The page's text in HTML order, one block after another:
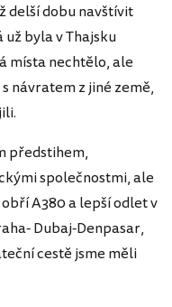
delší dobu navštívit
byla v Thajsku
místa nechtělo, ale
návratem z jiné země,
předstihem,
společnostmi, ale
A380 a lepší odlet v
Dubaj-Denpasar,
cestě jsme měli